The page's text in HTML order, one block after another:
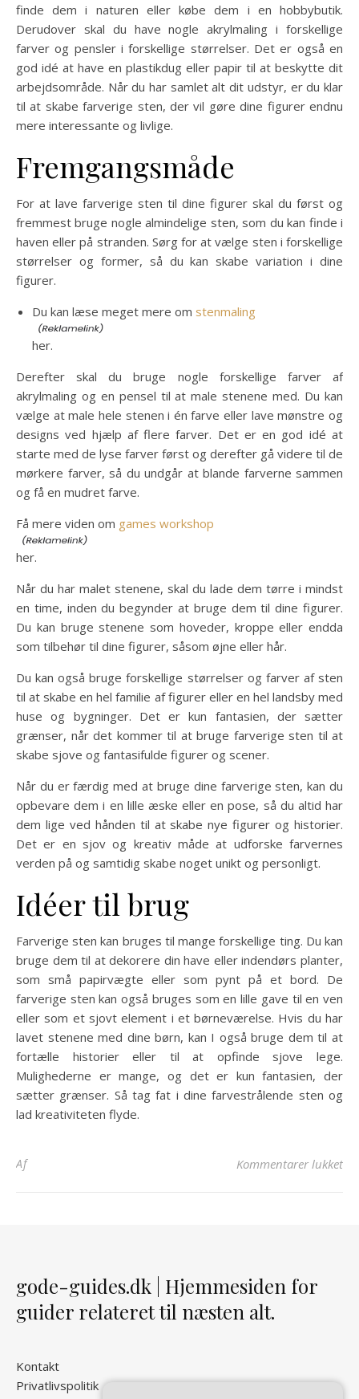
finde dem i naturen eller købe dem i en hobbybutik.
Derudover skal du have nogle akrylmaling i forskellige
farver og pensler i forskellige størrelser. Det er også en
god idé at have en plastikdug eller papir til at beskytte dit
arbejdsområde. Når du har samlet alt dit udstyr, er du klar
til at skabe farverige sten, der vil gøre dine figurer endnu
mere interessante og livlige.
Fremgangsmåde
For at lave farverige sten til dine figurer skal du først og
fremmest bruge nogle almindelige sten, som du kan finde i
haven eller på stranden. Sørg for at vælge sten i forskellige
størrelser og former, så du kan skabe variation i dine
figurer.
Du kan læse meget mere om stenmaling
her.
Derefter skal du bruge nogle forskellige farver af
akrylmaling og en pensel til at male stenene med. Du kan
vælge at male hele stenen i én farve eller lave mønstre og
designs ved hjælp af flere farver. Det er en god idé at
starte med de lyse farver først og derefter gå videre til de
mørkere farver, så du undgår at blande farverne sammen
og få en mudret farve.
Få mere viden om games workshop
her.
Når du har malet stenene, skal du lade dem tørre i mindst
en time, inden du begynder at bruge dem til dine figurer.
Du kan bruge stenene som hoveder, kroppe eller endda
som tilbehør til dine figurer, såsom øjne eller hår.
Du kan også bruge forskellige størrelser og farver af sten
til at skabe en hel familie af figurer eller en hel landsby med
huse og bygninger. Det er kun fantasien, der sætter
grænser, når det kommer til at bruge farverige sten til at
skabe sjove og fantasifulde figurer og scener.
Når du er færdig med at bruge dine farverige sten, kan du
opbevare dem i en lille æske eller en pose, så du altid har
dem lige ved hånden til at skabe nye figurer og historier.
Det er en sjov og kreativ måde at udforske farvernes
verden på og samtidig skabe noget unikt og personligt.
Idéer til brug
Farverige sten kan bruges til mange forskellige ting. Du kan
bruge dem til at dekorere din have eller indendørs planter,
som små papirvægte eller som pynt på et bord. De
farverige sten kan også bruges som en lille gave til en ven
eller som et sjovt element i et børneværelse. Hvis du har
lavet stenene med dine børn, kan I også bruge dem til at
fortælle historier eller til at opfinde sjove lege.
Mulighederne er mange, og det er kun fantasien, der
sætter grænser. Så tag fat i dine farvestrålende sten og
lad kreativiteten flyde.
Af Kommentarer lukkettil
gode-guides.dk | Hjemmesiden for
guider relateret til næsten alt.
Kontakt
Privatlivspolitik